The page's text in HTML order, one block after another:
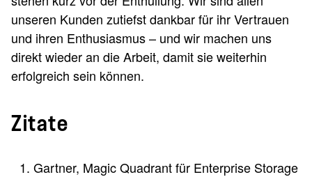
unseren Kunden zutiefst dankbar für ihr Vertrauen
und ihren Enthusiasmus – und wir machen uns
direkt wieder an die Arbeit, damit sie weiterhin
erfolgreich sein können.
Zitate
Gartner, Magic Quadrant für Enterprise Storage